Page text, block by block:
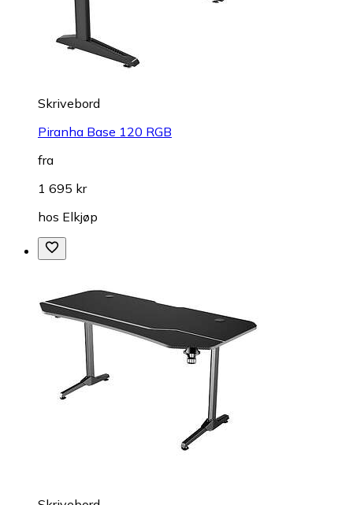
Skrivebord
Piranha Base 120 RGB
fra
1 695 kr
hos Elkjøp